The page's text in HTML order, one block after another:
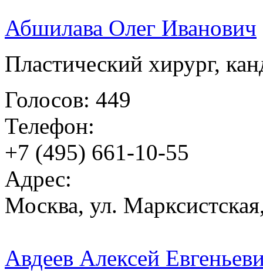
Абшилава Олег Иванович
Пластический хирург,
Голосов: 449
Телефон:
+7 (495) 661-10-55
Адрес:
Москва, ул.
Авдеев Алексей